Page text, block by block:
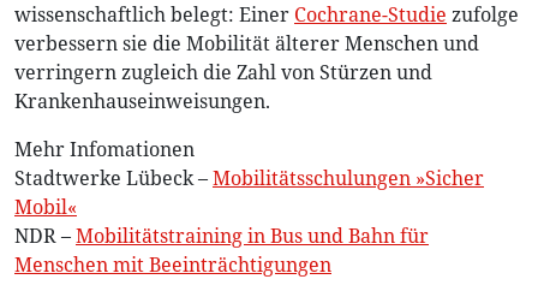
wissenschaftlich belegt: Einer Cochrane-Studie zufolge
verbessern sie die Mobilität älterer Menschen und
verringern zugleich die Zahl von Stürzen und
Krankenhauseinweisungen.
Mehr Infomationen
Stadtwerke Lübeck –Mobilitätsschulungen »Sicher
Mobil«
NDR –Mobilitätstraining in Bus und Bahn für
Menschen mit Beeinträchtigungen